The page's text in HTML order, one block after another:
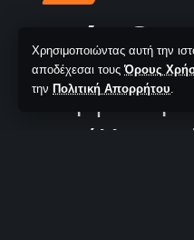
Χρησιμοποιώντας αυτή την
αποδέχεσαι τουςΌρους
την Πολιτική Απορρήτου.
Βόμβα
Σύμφωνα με
αντάλλαγμα